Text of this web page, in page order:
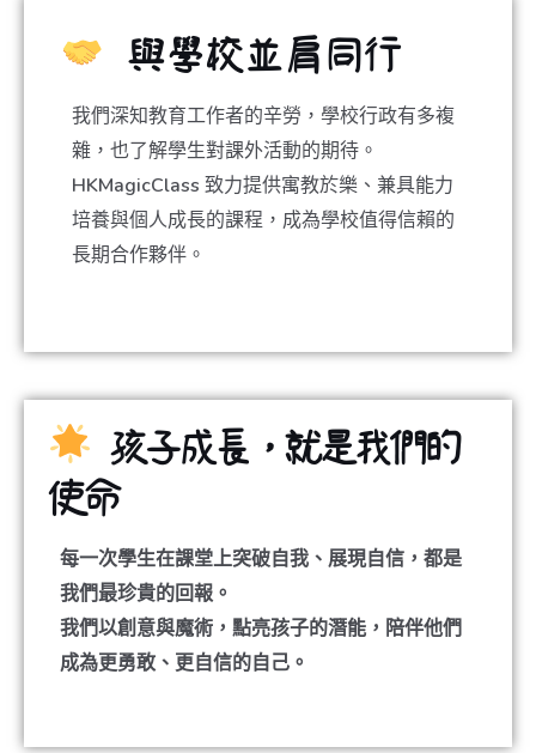
與學校並肩同行
我們深知教育工作者的辛勞，學校行政有多複
雜，也了解學生對課外活動的期待。
HKMagicClass 致力提供寓教於樂、兼具能力
培養與個人成長的課程，成為學校值得信賴的
長期合作夥伴。
孩子成長，就是我們的
使命
每一次學生在課堂上突破自我、展現自信，都是
我們最珍貴的回報。
我們以創意與魔術，點亮孩子的潛能，陪伴他們
成為更勇敢、更自信的自己。